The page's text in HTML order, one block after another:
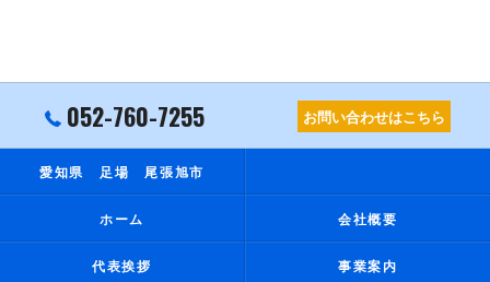
052-760-7255 お問い合わせはこちら
愛知県 足場 尾張旭市
ホーム 会社概要
代表挨拶 事業案内